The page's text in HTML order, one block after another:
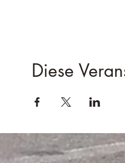
Diese